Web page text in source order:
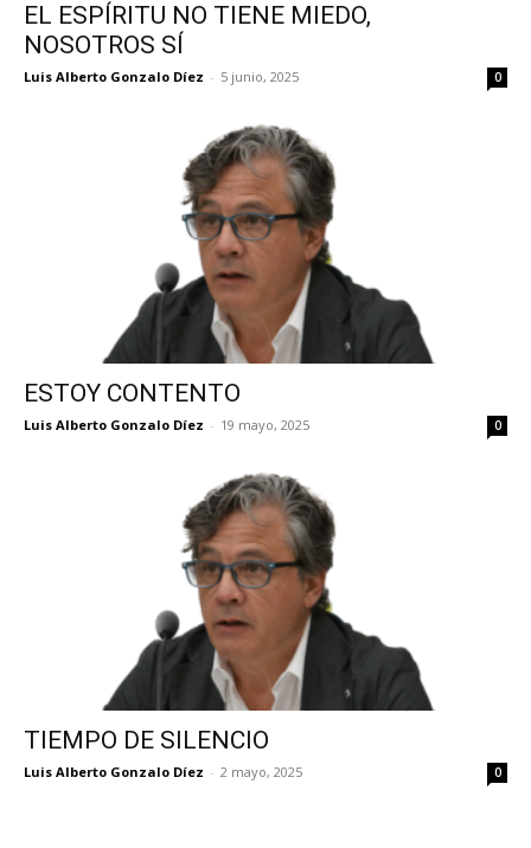
EL ESPÍRITU NO TIENE MIEDO,
NOSOTROS SÍ
Luis Alberto Gonzalo Díez - 5 junio, 2025 0
ESTOY CONTENTO
Luis Alberto Gonzalo Díez - 19 mayo, 2025 0
TIEMPO DE SILENCIO
Luis Alberto Gonzalo Díez - 2 mayo, 2025 0